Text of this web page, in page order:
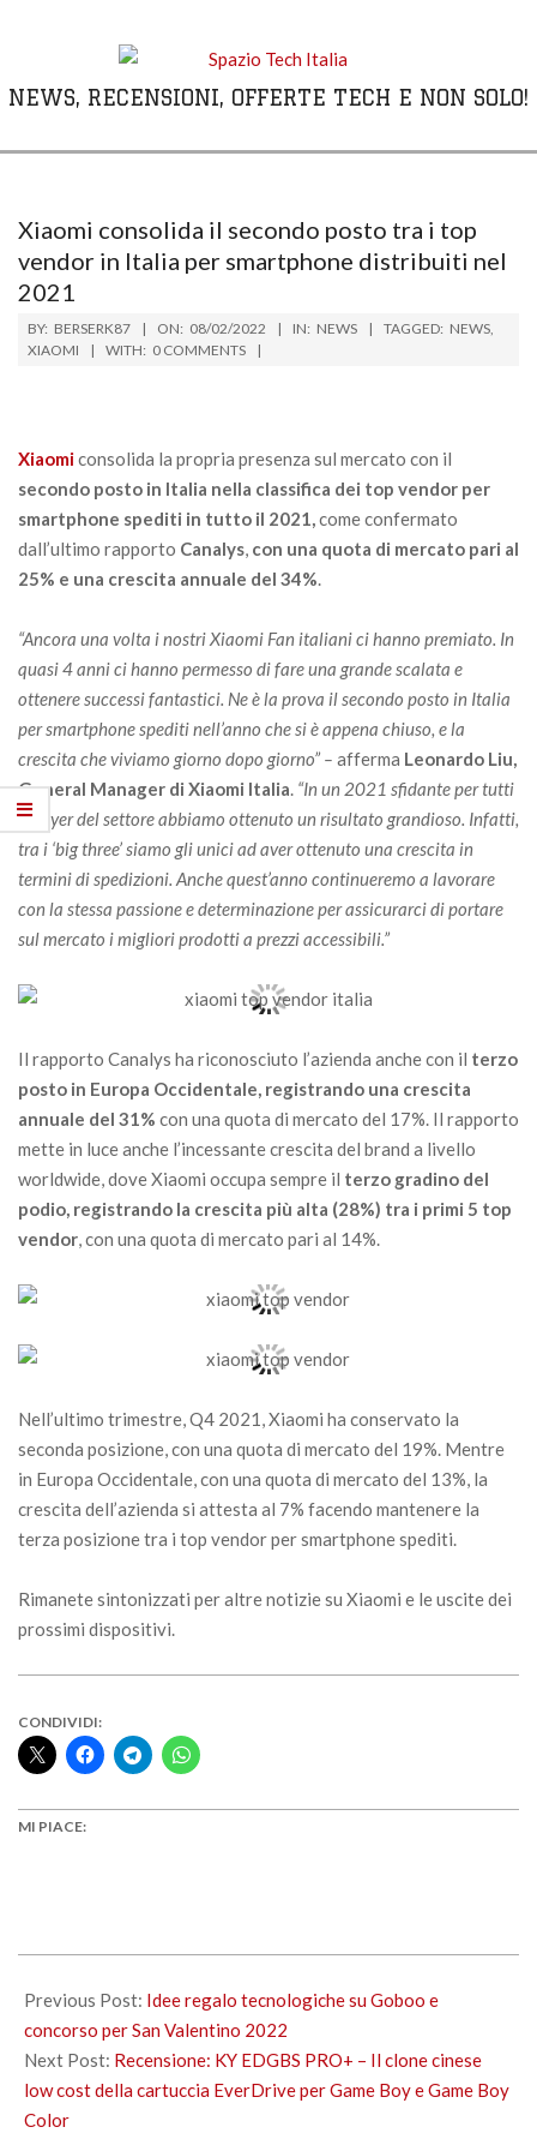
NEWS, RECENSIONI, OFFERTE TECH E NON SOLO!
Menu
Xiaomi consolida il secondo posto tra i top
vendor in Italia per smartphone distribuiti nel
2021
BY: BERSERK87 ON: 08/02/2022 IN: NEWS TAGGED: NEWS
XIAOMI
WITH: 0 COMMENTS
Xiaomiconsolida la propria presenza sul mercato con il
secondo posto in Italia nella classifica dei top vendor per
smartphone spediti in tutto il 2021,come confermato
dall’ultimo rapporto Canalys, con una quota di mercato pari al
25% e una crescita annuale del 34%.
“Ancora una volta i nostri Xiaomi Fan italiani ci hanno premiato. In
quasi 4 anni ci hanno permesso di fare una grande scalata e
ottenere successi fantastici. Ne è la prova il secondo posto in Italia
per smartphone spediti nell’anno che si è appena chiuso, e la
crescita che viviamo giorno dopo giorno” – afferma Leonardo Liu,
General Manager di Xiaomi Italia. “In un 2021 sfidante per tutti
i player del settore abbiamo ottenuto un risultato grandioso. Infatti,
tra i ‘big three’ siamo gli unici ad aver ottenuto una crescita in
termini di spedizioni. Anche quest’anno continueremo a lavorare
con la stessa passione e determinazione per assicurarci di portare
sul mercato i migliori prodotti a prezzi accessibili.”
Il rapporto Canalys ha riconosciuto l’azienda anche con il terzo
posto in Europa Occidentale, registrando una crescita
annuale del 31% con una quota di mercato del 17%. Il rapporto
mette in luce anche l’incessante crescita del brand a livello
worldwide, dove Xiaomi occupa sempre il terzo gradino del
podio, registrando la crescita più alta (28%) tra i primi 5 top
vendor, con una quota di mercato pari al 14%.
Nell’ultimo trimestre, Q4 2021, Xiaomi ha conservato la
seconda posizione, con una quota di mercato del 19%. Mentre
in Europa Occidentale, con una quota di mercato del 13%, la
crescita dell’azienda si attesta al 7% facendo mantenere la
terza posizione tra i top vendor per smartphone spediti.
Rimanete sintonizzati per altre notizie su Xiaomi e le uscite dei
prossimi dispositivi.
CONDIVIDI:
MI PIACE:
02-
08
Previous Post: Idee regalo tecnologiche su Goboo e
concorso per San Valentino 2022
Next Post: Recensione: KY EDGBS PRO+ – Il clone cinese
low cost della cartuccia EverDrive per Game Boy e Game Boy
Color